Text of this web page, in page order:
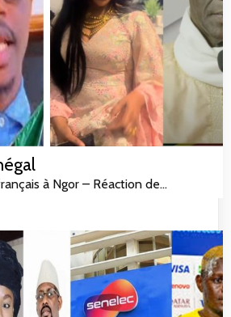
à Ngor – Réaction de…